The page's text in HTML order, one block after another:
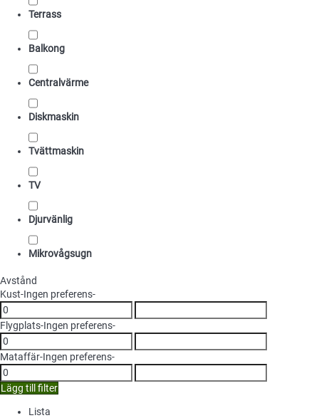
Terrass
Balkong
Centralvärme
Diskmaskin
Tvättmaskin
TV
Djurvänlig
Mikrovågsugn
Avstånd
Kust-Ingen preferens-
Flygplats-Ingen preferens-
Mataffär-Ingen preferens-
Lägg till filter
Lista